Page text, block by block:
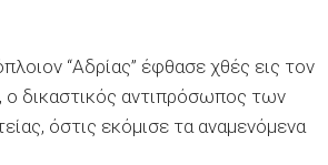
‘‘Αδρίας’’ έφθασε χθές εις τον
δικαστικός αντιπρόσωπος των
όστις εκόμισε τα αναμενόμενα